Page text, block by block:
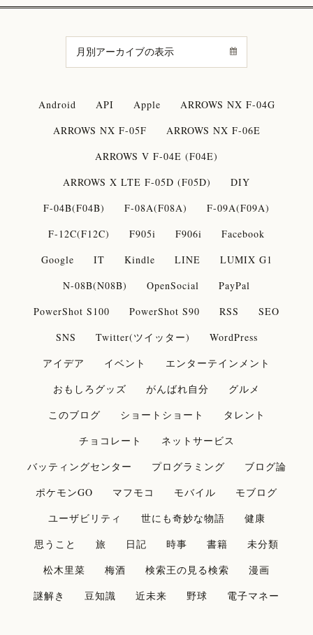
Android API Apple
ARROWS NX F-04G
ARROWS NX F-05F
ARROWS NX F-06E
ARROWS V F-04E (F04E)
ARROWS X LTE F-05D (F05D)
DIY
F-04B(F04B)
F-08A(F08A)
F-09A(F09A)
F-12C(F12C)
F905i F906i
Facebook
Google
IT Kindle LINE
LUMIX G1
N-08B(N08B)
OpenSocial
PayPal
PowerShot S100
PowerShot S90 RSS
SEO
SNS
Twitter(ツイッター)
WordPress
アイデア
イベント
エンターテインメント
おもしろグッズ
がんばれ自分
グルメ
このブログ
ショートショート
タレント
チョコレート
ネットサービス
バッティングセンター
プログラミング
ブログ論
ポケモンGO
マフモコ モバイル
モブログ
ユーザビリティ
世にも奇妙な物語
健康
思うこと
旅 日記 時事 書籍
未分類
松木里菜
梅酒 検索王の見る検索
漫画
謎解き
豆知識 近未来 野球 電子マネー